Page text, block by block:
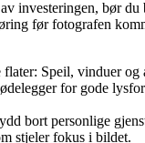
investeringen, bør du
før fotografen
Speil, vinduer og
for gode
bort personlige
stjeler fokus i bildet.